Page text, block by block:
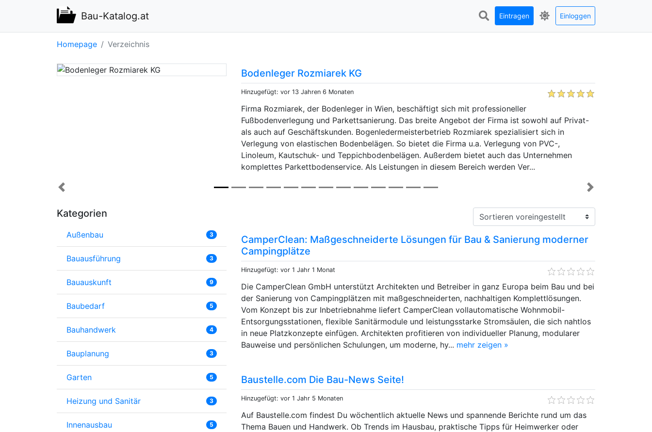
Bau-Katalog.at Eintragen Einloggen
Homepage Verzeichnis
Blog rund ums Bauen - Bautexte.at
Hinzugefügt: vor 13 Jahren 6 Monaten
Wenn man nach unterschiedlichen Tipps rund um Bauen sucht, dann sollte man das Webblog
Bautexte.at besuchen. In diesem Internetportal findet man zahlreiche Tipps und Ratschläge, die
sich auf Bauen und Renovierung von Häusern und Wohnungen beziehen. Auf Bautexte.at findet
man thematische Beiträge aus folgenden Bereichen: Dächer, Fassaden, Baustoffe, Umzäunung,
Türen, Fenster sowie unterschiedliche Artikel über Einrichtung der Wohnung. Dazu kann jeder
Besucher, der sein Wissen aus dem Baubereich m...
Sortieren:
CamperClean: Maßgeschneiderte Lösungen für Bau & Sanierung moderner
Campingplätze
Hinzugefügt: vor 1 Jahr 1 Monat
Die CamperClean GmbH unterstützt Architekten und Betreiber in ganz Europa beim Bau und bei
der Sanierung von Campingplätzen mit maßgeschneiderten, nachhaltigen Komplettlösungen.
Vom Konzept bis zur Inbetriebnahme liefert CamperClean vollautomatische Wohnmobil-
Entsorgungsstationen, flexible Sanitärmodule und leistungsstarke Stromsäulen, die sich nahtlos
in neue Platzkonzepte einfügen. Architekten profitieren von individueller Planung, modularer
Bauweise und persönlichen Schulungen, um moderne, hy... mehr zeigen »
Baustelle.com Die Bau-News Seite!
Hinzugefügt: vor 1 Jahr 5 Monaten
Auf Baustelle.com findest Du wöchentlich aktuelle News und spannende Berichte rund um das
Thema Bauen und Handwerk. Ob Trends im Hausbau, praktische Tipps für Heimwerker oder
Kategorien
Außenbau 3
Bauausführung 3
Bauauskunft 9
Baubedarf 5
Bauhandwerk 4
Bauplanung 3
Garten 5
Heizung und Sanitär 3
Innenausbau 5